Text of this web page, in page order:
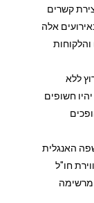
קשרים
אלה
ללא
חשופים
האנגלית
חו"ל
מרשימה